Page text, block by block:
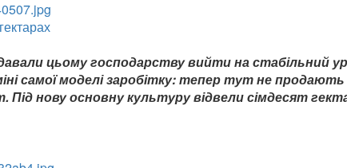
цьому господарству вийти на стабільний
самої моделі заробітку: тепер тут не продають
нову основну культуру відвели сімдесят